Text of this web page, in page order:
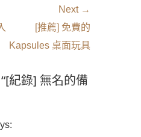
Next →
post:
[推薦] 免費的
Kapsules 桌面玩具
紀錄] 無名的備